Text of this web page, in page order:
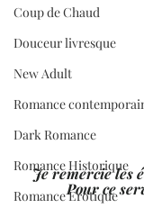
Coup de Chaud
Douceur livresque
New Adult
Romance
Dark Romance
Romance Historique
Romance Erotique
Je remercie les
Pour ce